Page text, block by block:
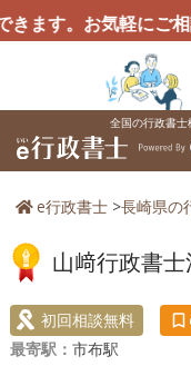
。お気軽にご相談くだ
全国の行政書
e行政書士>長崎県の
山﨑行政書
初回相談無料
最寄駅： 市布駅